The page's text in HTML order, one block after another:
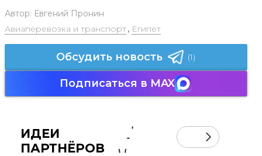
Автор: Евгений Пронин
Авиаперевозка и транспорт, Египет
Обсудить новость (1)
Подписаться в MAX
ИДЕИ
ПАРТНЁРОВ